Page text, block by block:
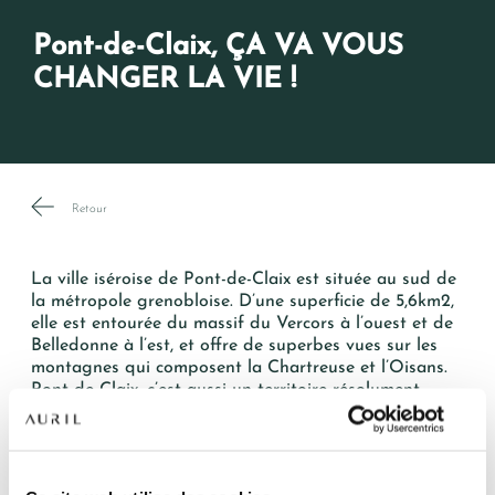
QUI SOMMES-NOUS ?
Pont-de-Claix, ÇA VA VOUS
CHANGER LA VIE !
Retour
La ville iséroise de Pont-de-Claix est située au sud de
la métropole grenobloise. D’une superficie de 5,6km2,
elle est entourée du massif du Vercors à l’ouest et de
Belledonne à l’est, et offre de superbes vues sur les
montagnes qui composent la Chartreuse et l’Oisans.
Pont-de-Claix, c’est aussi un territoire résolument
tourné vers l’avenir grâce à la diversité et à la qualité
des offres immobilières et au dynamisme du bassin